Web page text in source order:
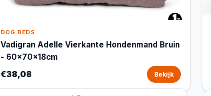
DOG BEDS
Vadigran Adelle Vierkante Hondenmand Bruin
- 60x70x18cm
€38,08 Bekijk